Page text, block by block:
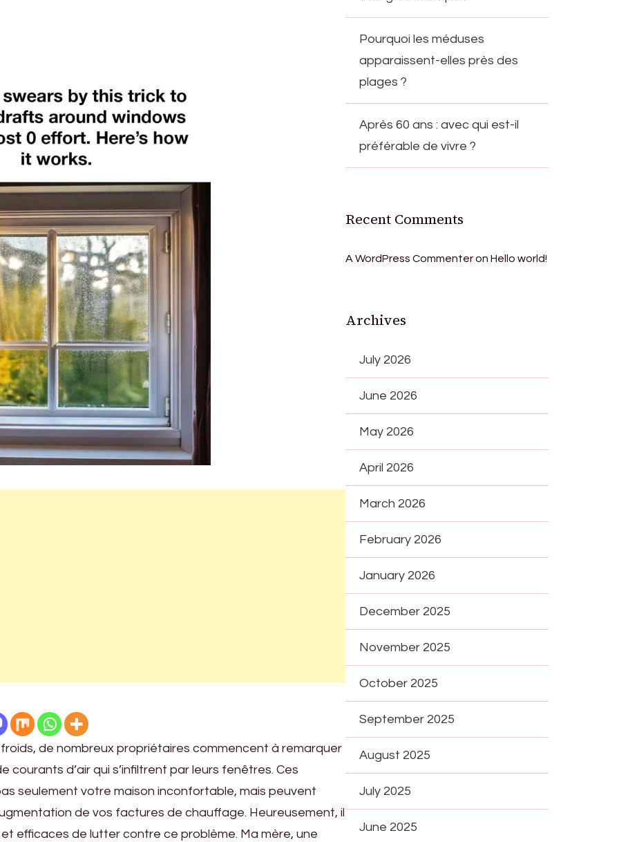
froids, de nombreux propriétaires commencent à remarquer
courants d’air qui s’infiltrent par leurs fenêtres. Ces
seulement votre maison inconfortable, mais peuvent
de vos factures de chauffage. Heureusement, il
efficaces de lutter contre ce problème. Ma mère, une
Pourquoi les méduses
apparaissent-elles près des
plages ?
Après 60 ans : avec qui est-il
préférable de vivre ?
Recent Comments
A WordPress CommenteronHello world!
Archives
July 2026
June 2026
May 2026
April 2026
March 2026
February 2026
January 2026
December 2025
November 2025
October 2025
September 2025
August 2025
July 2025
June 2025